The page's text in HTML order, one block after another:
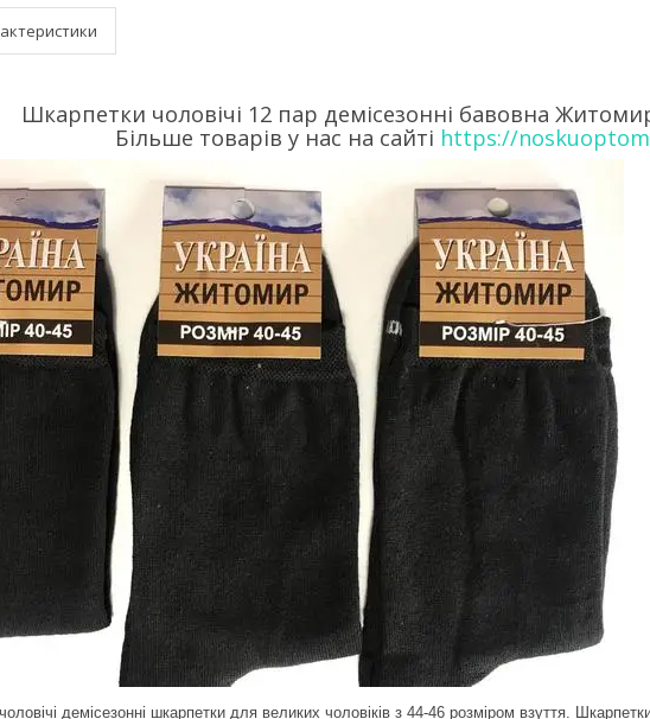
Шкарпетки чоловічі 12 пар демісезонні бавовна
Більше товарів у нас на сайті https://
демісезонні шкарпетки для великих чоловіків з 44-46 розміром взуття.